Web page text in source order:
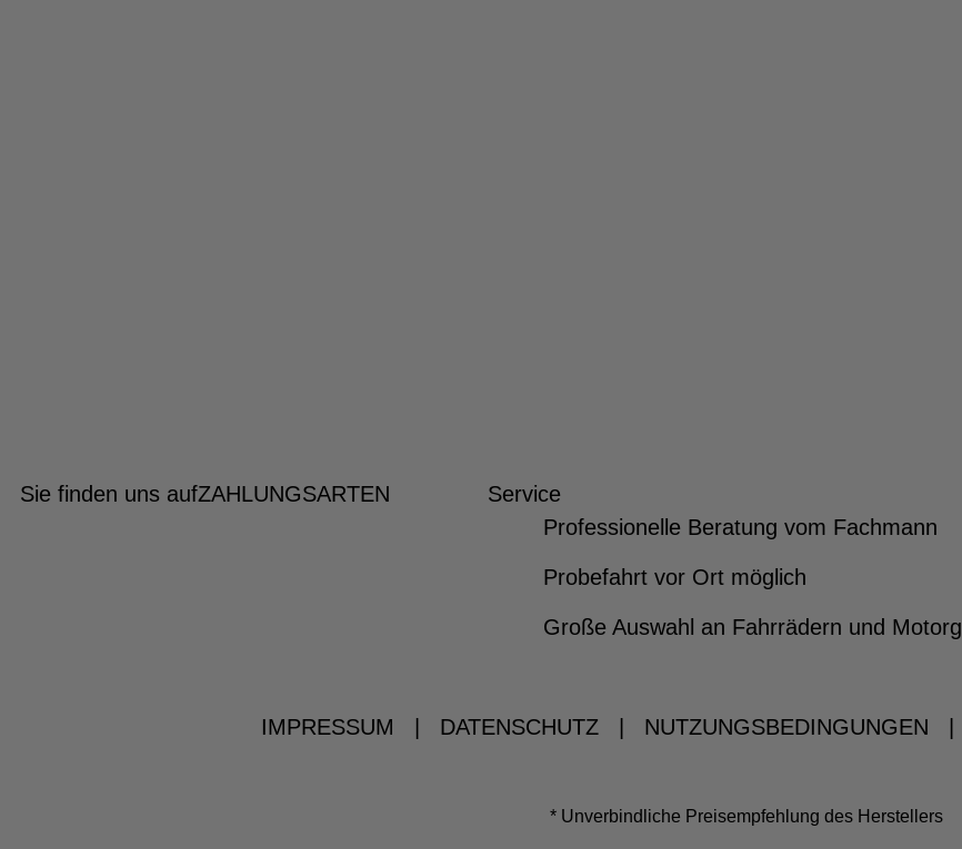
Sie finden uns aufZAHLUNGSARTEN
Service
Professionelle Beratung vom Fachmann
Probefahrt vor Ort möglich
Große Auswahl an Fahrrädern und
IMPRESSUM DATENSCHUTZ NUTZUNGSBEDINGUNGEN
* Unverbindliche Preisempfehlung des Herstellers